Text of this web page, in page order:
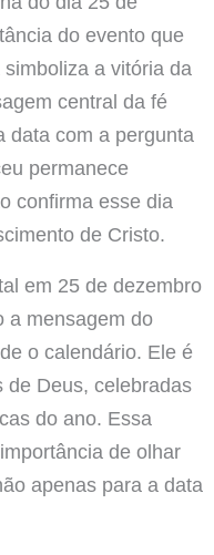
do evento que
a vitória da
central da fé
data com a pergunta
permanece
confirma esse dia
de Cristo.
em 25 de dezembro
a mensagem do
o calendário. Ele é
de Deus, celebradas
do ano. Essa
de olhar
apenas para a data